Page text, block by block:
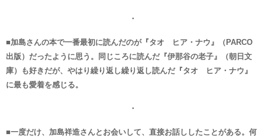
・
■加島さんの本で一番最初に読んだのが『タオ ヒア・ナウ』（PARCO
出版）だったように思う。同じころに読んだ『伊那谷の老子』（朝日文
庫）も好きだが、やはり繰り返し繰り返し読んだ『タオ ヒア・ナウ』
に最も愛着を感じる。
・
■一度だけ、加島祥造さんとお会いして、直接お話ししたことがある。何